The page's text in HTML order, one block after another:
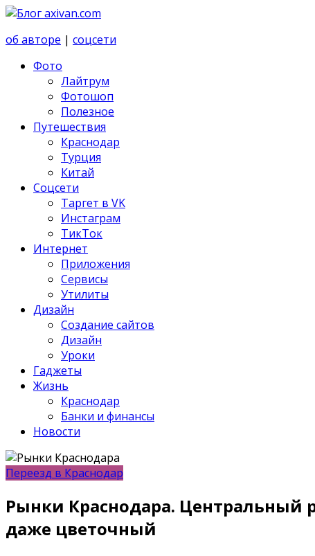
об авторе | соцсети
Фото
Лайтрум
Фотошоп
Полезное
Путешествия
Краснодар
Турция
Китай
Соцсети
Таргет в VK
Инстаграм
ТикТок
Интернет
Приложения
Сервисы
Утилиты
Дизайн
Создание сайтов
Дизайн
Уроки
Гаджеты
Жизнь
Краснодар
Банки и финансы
Новости
Переезд в Краснодар
Рынки Краснодара. Центральный
даже цветочный